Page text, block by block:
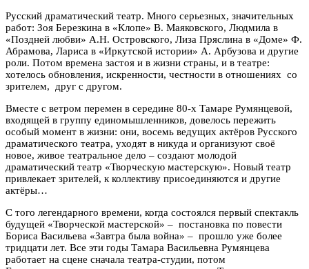
Русский драматический театр. Много серьезных, значительных
работ: Зоя Березкина в «Клопе» В. Маяковского, Людмила в
«Поздней любви» А.Н. Островского, Лиза Пряслина в «Доме» Ф.
Абрамова, Лариса в «Иркутской истории» А. Арбузова и другие
роли. Потом времена застоя и в жизни страны, и в театре:
хотелось обновления, искренности, честности в отношениях со
зрителем, друг с другом.
Вместе с ветром перемен в середине 80-х Тамаре Румянцевой,
входящей в группу единомышленников, довелось пережить
особый момент в жизни: они, восемь ведущих актёров Русского
драматического театра, уходят в никуда и организуют своё
новое, живое театральное дело – создают молодой
драматический театр «Творческую мастерскую». Новый театр
привлекает зрителей, к коллективу присоединяются и другие
актёры…
С того легендарного времени, когда состоялся первый спектакль
будущей «Творческой мастерской» – постановка по повести
Бориса Васильева «Завтра была война» – прошло уже более
тридцати лет. Все эти годы Тамара Васильевна Румянцева
работает на сцене сначала театра-студии, потом